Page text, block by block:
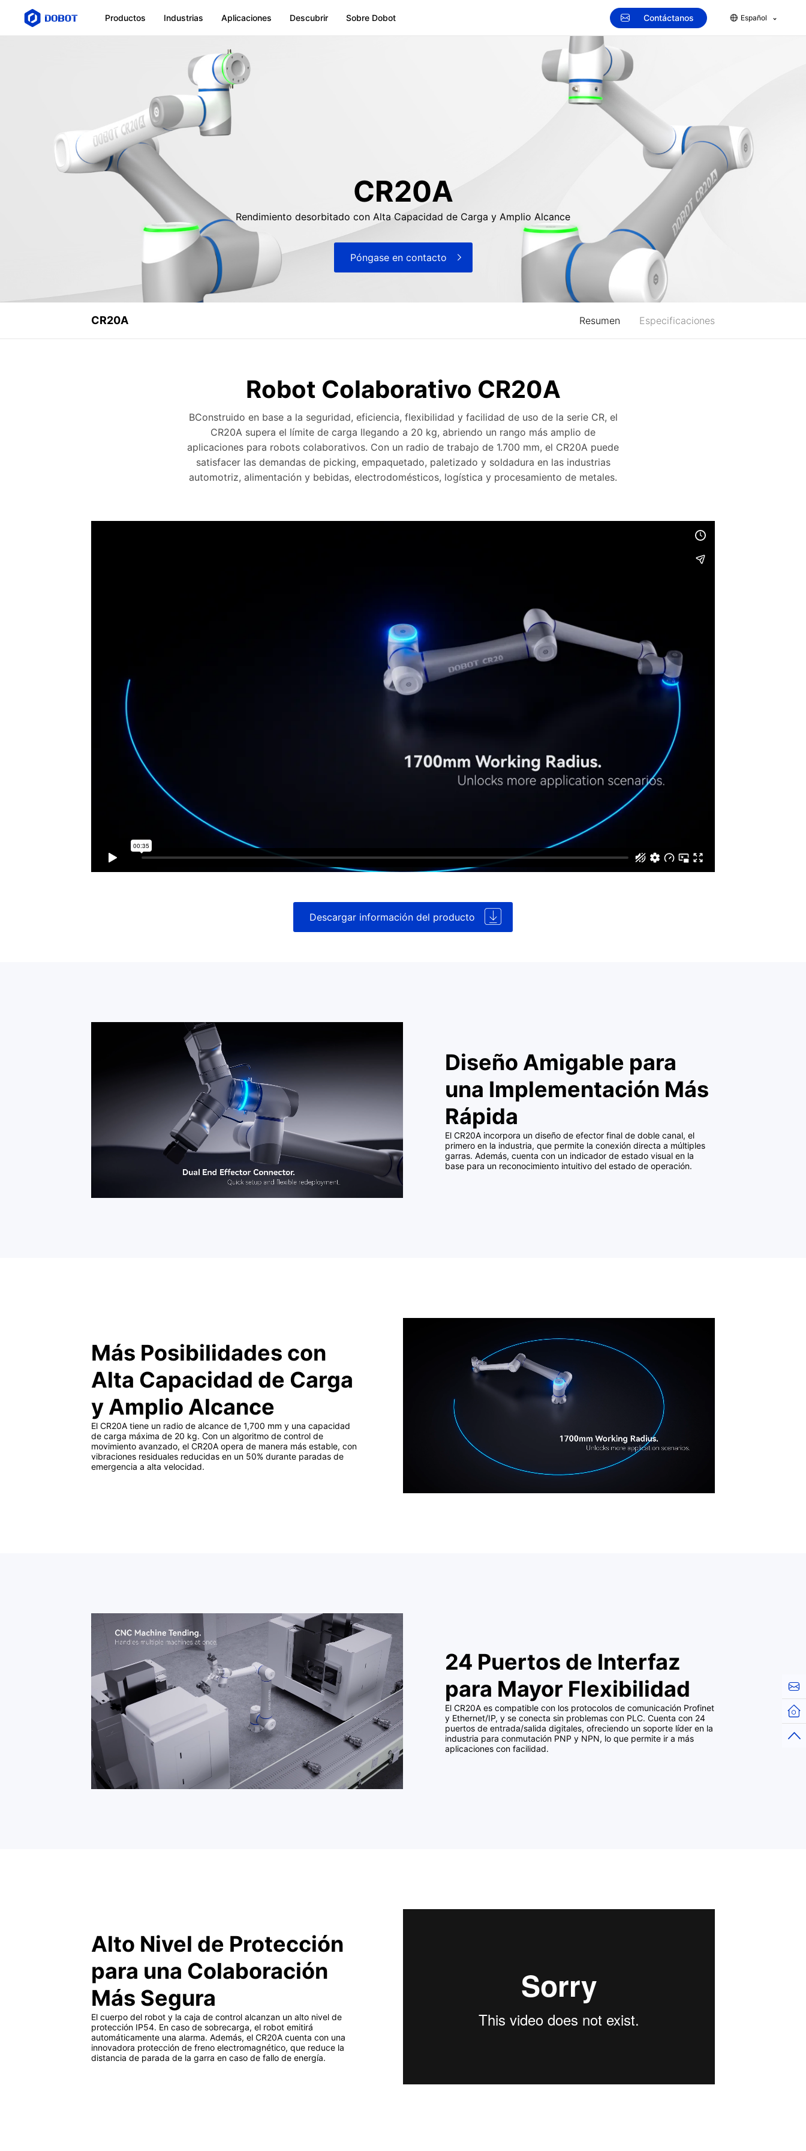
Productos Industrias Aplicaciones Descubrir Sobre Dobot Contáctanos Español
CR20A
Rendimiento desorbitado con Alta Capacidad de Carga y Amplio Alcance
Póngase en contacto
CR20A Resumen Especificaciones
Robot Colaborativo CR20A
BConstruido en base a la seguridad, eficiencia, flexibilidad y facilidad de uso de la serie CR, el
CR20A supera el límite de carga llegando a 20 kg, abriendo un rango más amplio de
aplicaciones para robots colaborativos. Con un radio de trabajo de 1.700 mm, el CR20A puede
satisfacer las demandas de picking, empaquetado, paletizado y soldadura en las industrias
automotriz, alimentación y bebidas, electrodomésticos, logística y procesamiento de metales.
Descargar información del producto
United States
*He leído y acepto el<Acuerdo de Registro de Usuario> y la<Declaración de Privacidad>de Dobot Robotics.
Diseño Amigable para
una Implementación Más
Rápida
El CR20A incorpora un diseño de efector final de doble canal, el
primero en la industria, que permite la conexión directa a múltiples
garras. Además, cuenta con un indicador de estado visual en la
base para un reconocimiento intuitivo del estado de operación.
Más Posibilidades con
Alta Capacidad de Carga
y Amplio Alcance
El CR20A tiene un radio de alcance de 1,700 mm y una capacidad
de carga máxima de 20 kg. Con un algoritmo de control de
movimiento avanzado, el CR20A opera de manera más estable, con
vibraciones residuales reducidas en un 50% durante paradas de
emergencia a alta velocidad.
24 Puertos de Interfaz
para Mayor Flexibilidad
El CR20A es compatible con los protocolos de comunicación Profinet
y Ethernet/IP, y se conecta sin problemas con PLC. Cuenta con 24
puertos de entrada/salida digitales, ofreciendo un soporte líder en la
industria para conmutación PNP y NPN, lo que permite ir a más
aplicaciones con facilidad.
Alto Nivel de Protección
para una Colaboración
Más Segura
El cuerpo del robot y la caja de control alcanzan un alto nivel de
protección IP54. En caso de sobrecarga, el robot emitirá
automáticamente una alarma. Además, el CR20A cuenta con una
innovadora protección de freno electromagnético, que reduce la
distancia de parada de la garra en caso de fallo de energía.
Top